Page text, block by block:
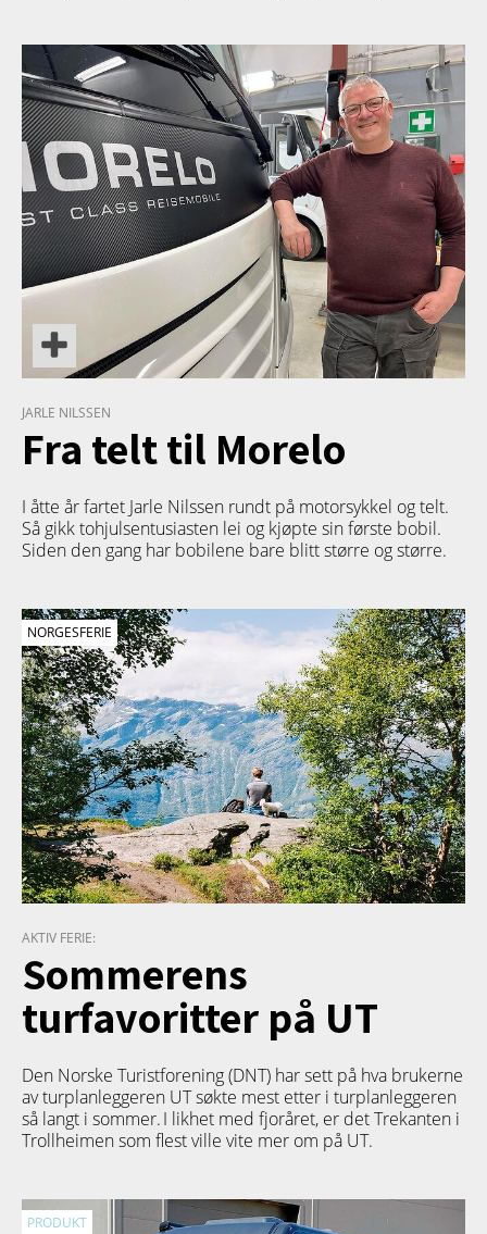
TETT PÅ
JARLE NILSSEN
Fra telt til Morelo
I åtte år fartet Jarle Nilssen rundt på motorsykkel og telt.
Så gikk tohjulsentusiasten lei og kjøpte sin første bobil.
Siden den gang har bobilene bare blitt større og større.
NORGESFERIE
AKTIV FERIE:
Sommerens
turfavoritter på UT
Den Norske Turistforening (DNT) har sett på hva brukerne
av turplanleggeren UTsøkte mest etter i turplanleggeren
så langt i sommer. I likhet med fjoråret, er det Trekanten i
Trollheimen som flest ville vite mer om på UT.
PRODUKT